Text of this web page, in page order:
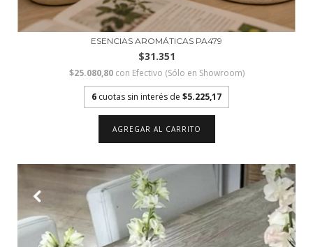
ESENCIAS AROMÁTICAS PA479
$31.351
$25.080,80 con Efectivo (Sólo en Showroom)
6 cuotas sin interés de $5.225,17